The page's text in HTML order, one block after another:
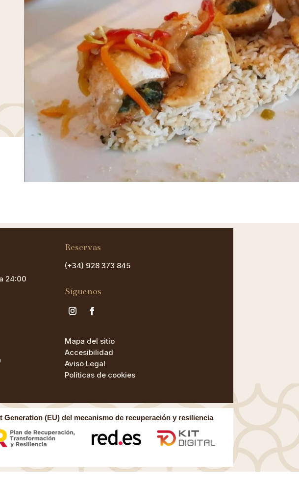
24:00
Reservas
(+34) 928 373 845
Síguenos
Mapa del sitio
Accesibilidad
Aviso Legal
Políticas de cookies
(EU) del mecanismo de recuperación y resiliencia